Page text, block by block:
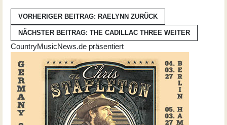
VORHERIGER BEITRAG: RAELYNN ZURÜCK
NÄCHSTER BEITRAG: THE CADILLAC THREE WEITER
CountryMusicNews.de präsentiert